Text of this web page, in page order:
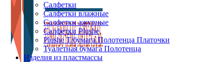
Салфетки
Салфетки влажные
Салфетки ажурные
Салфетки Plushe
Plushe Т/бумага Полотенца Платочки
Туалетная бумага Полотенца
Изделия из пластмассы